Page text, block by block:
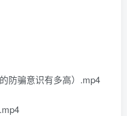
防骗意识有多高）.mp4